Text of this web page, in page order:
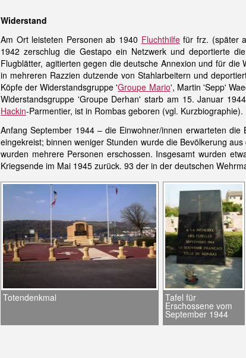
Widerstand
Am Ort leisteten Personen ab 1940 Fluchthilfefür frz. (später
1942 zerschlug die Gestapo ein Netzwerk und deportierte
Flugblätter, agitierten gegen die deutsche Annexion und für
in mehreren Razzien dutzende von Stahlarbeitern und
Köpfe der Widerstandsgruppe 'Groupe Mario', Martin 'Sepp'
Widerstandsgruppe 'Groupe Derhan' starb am 15. Januar
Hackin-Parmentier, ist in Rombas geboren (vgl. Kurzbiographie).
Anfang September 1944 – die Einwohner/innen erwarteten
eingekreist; binnen weniger Stunden wurde die Bevölkerung
wurden mehrere Personen erschossen. Insgesamt wurden
Kriegsende im Mai 1945 zurück. 93 der in der deutschen
Totendenkmal Tafel für
Erschossene vom
September 1944